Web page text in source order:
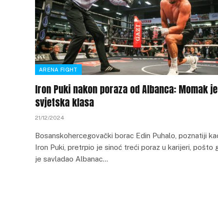
ARENA FIGHT
Iron Puki nakon poraza od Albanca: Momak je
svjetska klasa
21/12/2024
Bosanskohercegovački borac Edin Puhalo, poznatiji
Iron Puki, pretrpio je sinoć treći poraz u karijeri, pošto
je savladao Albanac…